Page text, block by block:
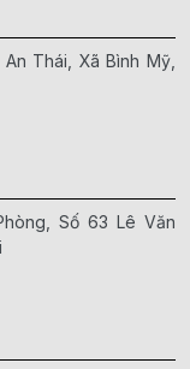
Thái, Xã Bình Mỹ,
Số 63 Lê Văn